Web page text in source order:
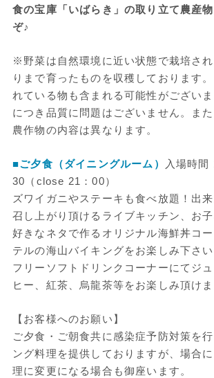
食の宝庫「いばらき」の取り立て農産
ぞ♪
※野菜は自然環境に近い状態で栽培さ
りまで育ったものを収穫しております
れている物も含まれる可能性がござい
につき品質に問題はございません。ま
農作物の内容は異なります。
■ご夕食（ダイニングルーム）
入場時間
30（close 21：00）
ズワイガニやステーキも食べ放題！出
召し上がり頂けるライブキッチン、お
好きなネタで作るオリジナル海鮮丼コ
テルの海山バイキングをお楽しみ下さい
フリーソフトドリンクコーナーにてジ
ヒー、紅茶、烏龍茶等をお楽しみ頂けま
【お客様へのお願い】
ご夕食・ご朝食共に感染症予防対策を
ング料理を提供しておりますが、場合
理に変更になる場合も御座います。